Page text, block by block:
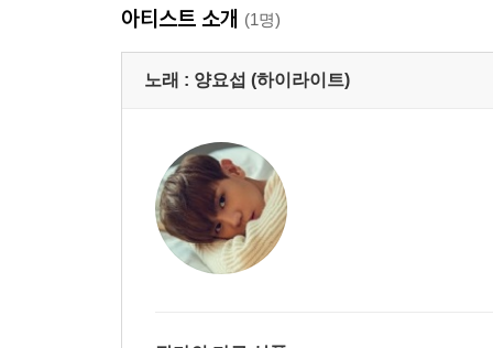
아티스트 소개 (1명)
노래 : 양요섭 (하이라이트)